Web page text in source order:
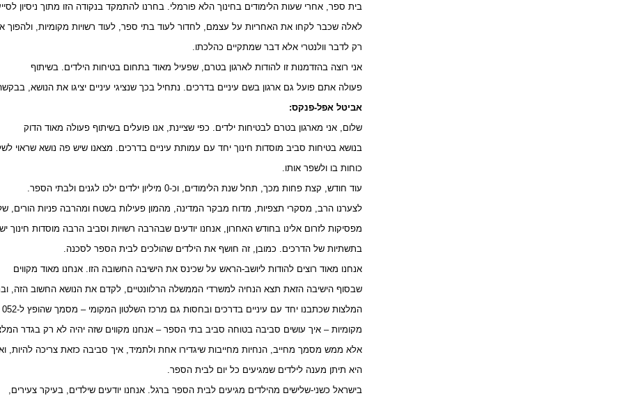
בית ספר, אחרי שעות הלימודים בחינוך הלא פורמלי. בחרנו להתמקד בנקודה הזו מתוך ניסיון
לאלה שכבר לקחו את האחריות על עצמם, לחדור לעוד בתי ספר, לעוד רשויות מקומיות, ולהפוך
רק לדבר וולנטרי אלא דבר שמתקיים כהלכתו.
אני רוצה בהזדמנות זו להודות לארגון בטרם, שפעיל מאוד בתחום בטיחות הילדים. בשיתוף
פעולה אתם פועל גם ארגון בשם עיניים בדרכים. נתחיל בכך שנציגי עיניים יציגו את הנושא,
אביטל אפל-פנקס:
שלום, אני מארגון בטרם לבטיחות ילדים. כפי שציינת, אנו פועלים בשיתוף פעולה מאוד הדוק
בנושא בטיחות סביב מוסדות חינוך יחד עם עמותת עיניים בדרכים. מצאנו שיש פה נושא שראוי
כוחות בו ולשפר אותו.
עוד חודש, קצת פחות מכך, תחל שנת הלימודים, וכ-0 מיליון ילדים ילכו לגנים ולבתי הספר.
לצערנו הרב, מסקרי תצפיות, מדוח מבקר המדינה, מהמון פעילות בשטח ומהרבה פניות הורים,
מפסיקות לזרום אלינו בחודש האחרון, אנחנו יודעים שבהרבה רשויות וסביב הרבה מוסדות חינוך
בתשתיות של הדרכים. כמובן, זה חושף את הילדים שהולכים לבית הספר לסכנה.
אנחנו מאוד רוצים להודות ליושב-הראש על שכינס את הישיבה החשובה הזו. אנחנו מאוד מקווים
שבסוף הישיבה הזאת תצא הנחיה למשרדי הממשלה הרלוונטיים, לקדם את הנושא החשוב הזה,
המלצות שכתבנו יחד עם עיניים בדרכים ובחסות גם מרכז השלטון המקומי – מסמך שהופץ ל-052 רשויות
מקומיות – איך עושים סביבה בטוחה סביב בתי הספר – אנחנו מקווים שזה יהיה לא רק בגדר
אלא ממש מסמך מחייב, הנחיות מחייבות שיגדירו אחת ולתמיד, איך סביבה כזאת צריכה להיות,
היא תיתן מענה לילדים שמגיעים כל יום לבית הספר.
בישראל כשני-שלישים מהילדים מגיעים לבית הספר ברגל. אנחנו יודעים שילדים, בעיקר צעירים,